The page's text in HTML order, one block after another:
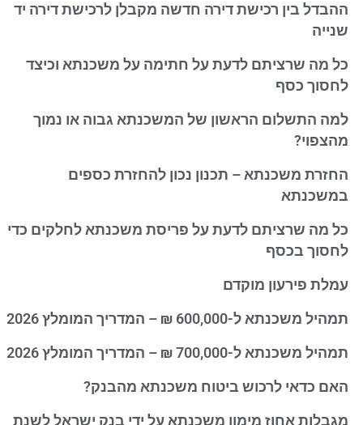
ההבדל בין רכישת דירה חדשה מקבלן לרכישת דירה יד
שנייה
כל מה שרציתם לדעת על חתימה על משכנתא וכיצד
לחסוך כסף
למה התשלום הראשון של המשכנתא גבוה או נמוך
מהצפוי?
החזרת משכנתא – תכנון נכון להחזרת כספים
במשכנתא
כל מה שרציתם לדעת על פריסת משכנתא לחלקים כדי
לחסוך בכסף
עמלת פירעון מוקדם
תמהיל משכנתא ל-600,000 ₪ – המדריך המומלץ 2026
תמהיל משכנתא ל-700,000 ₪ – המדריך המומלץ 2026
האם כדאי לרכוש ביטוח משכנתא מהבנק?
מגבלות אחוז מימון משכנתא על ידי בנק ישראל לשנת